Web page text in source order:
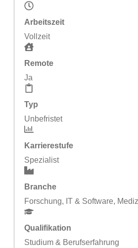
Arbeitszeit
Vollzeit
Remote
Ja
Typ
Unbefristet
Karrierestufe
Spezialist
Branche
Forschung, IT & Software,
Qualifikation
Studium & Berufserfahrung